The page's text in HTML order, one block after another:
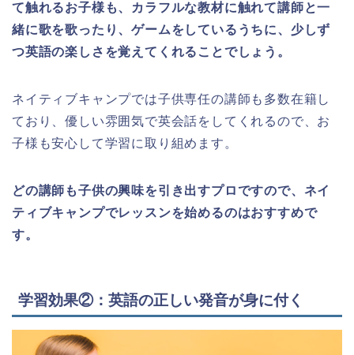
て触れるお子様も、カラフルな教材に触れて講師と一
緒に歌を歌ったり、ゲームをしているうちに、少しず
つ英語の楽しさを覚えてくれることでしょう。
ネイティブキャンプでは子供専任の講師も多数在籍し
ており、優しい雰囲気で英会話をしてくれるので、お
子様も安心して学習に取り組めます。
どの講師も子供の興味を引き出すプロですので、ネイ
ティブキャンプでレッスンを始めるのはおすすめで
す。
学習効果②：英語の正しい発音が身に付く